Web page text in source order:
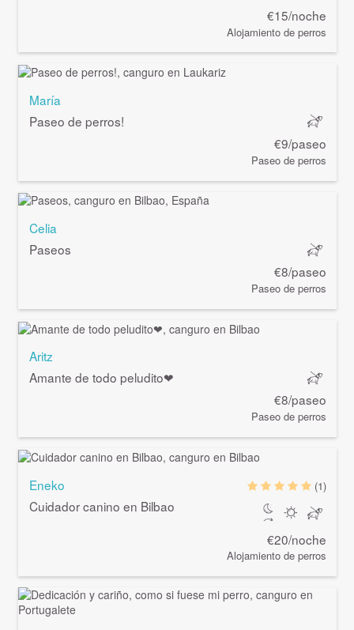
€15/noche
Alojamiento de perros
María
Paseo de perros!
€9/paseo
Paseo de perros
Celia
Paseos
€8/paseo
Paseo de perros
Aritz
Amante de todo peludito❤
€8/paseo
Paseo de perros
Eneko
Cuidador canino en Bilbao
(1)
€20/noche
Alojamiento de perros